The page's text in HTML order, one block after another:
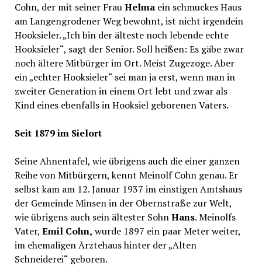
Cohn, der mit seiner FrauHelma ein schmuckes Haus
am Langengrodener Weg bewohnt, ist nicht irgendein
Hooksieler. „Ich bin der älteste noch lebende echte
Hooksieler“, sagt der Senior. Soll heißen: Es gäbe zwar
noch ältere Mitbürger im Ort. Meist Zugezoge. Aber
ein „echter Hooksieler“ sei man ja erst, wenn man in
zweiter Generation in einem Ort lebt und zwar als
Kind eines ebenfalls in Hooksiel geborenen Vaters.
Seit 1879 im Sielort
Seine Ahnentafel, wie übrigens auch die einer ganzen
Reihe von Mitbürgern, kennt Meinolf Cohn genau. Er
selbst kam am 12. Januar 1937 im einstigen Amtshaus
der Gemeinde Minsen in der Obernstraße zur Welt,
wie übrigens auch sein ältester SohnHans. Meinolfs
Vater, Emil Cohn, wurde 1897 ein paar Meter weiter,
im ehemaligen Ärztehaus hinter der „Alten
Schneiderei“ geboren.